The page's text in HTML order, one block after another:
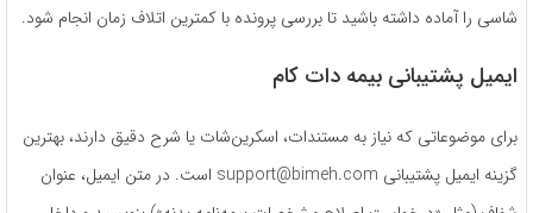
شاسی را آماده داشته باشید تا بررسی پرونده با کمترین اتلاف زمان انجام شود.
ایمیل پشتیبانی بیمه دات کام
برای موضوعاتی که نیاز به مستندات، اسکرین‌شات یا شرح دقیق دارند، بهترین
گزینه ایمیل پشتیبانی support@bimeh.com است. در متن ایمیل، عنوان